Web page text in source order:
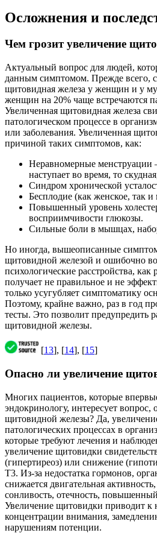
Осложнения и
Чем грозит увеличение
Актуальный вопрос для людей,
данным симптомом. Прежде всего,
щитовидная железа у женщин и у
женщин на 20% чаще встречаются
Увеличенная щитовидная железа
патологическом процессе в
или заболевания. Увеличенная
причиной таких симптомов, как:
Неравномерные менструации
наступает во время, то
Синдром хронической
Бесплодие (как женское, так
Повышенный уровень
восприимчивости глюкозы.
Сильные боли в мышцах,
Но иногда, вышеописанные
щитовидной железой и ошибочно
психологические расстройства, как
получает не правильное и не
только усугубляет симптоматику
Поэтому, крайне важно, раз в год
тесты. Это позволит предупредить
щитовидной железы.
[13], [14], [15]
Опасно ли увеличение
Многих пациентов, которые
эндокринологу, интересует вопрос,
щитовидной железы? Да,
патологических процессах в
которые требуют лечения и
увеличение щитовидки
(гипертиреоз) или снижение
Т3. Из-за недостатка гормонов,
снижается двигательная
сонливость, отечность,
Увеличение щитовидки приводит к
концентрации внимания,
нарушениям потенции.